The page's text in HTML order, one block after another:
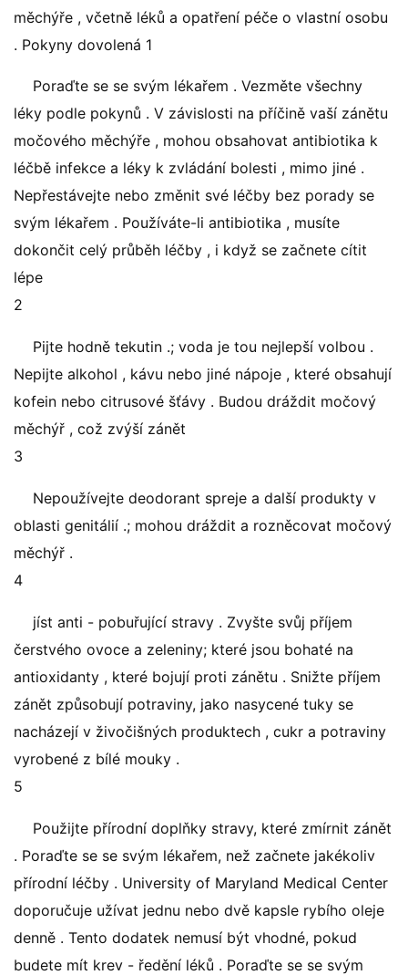
měchýře , včetně léků a opatření péče o vlastní osobu
. Pokyny dovolená 1
Poraďte se se svým lékařem . Vezměte všechny
léky podle pokynů . V závislosti na příčině vaší zánětu
močového měchýře , mohou obsahovat antibiotika k
léčbě infekce a léky k zvládání bolesti , mimo jiné .
Nepřestávejte nebo změnit své léčby bez porady se
svým lékařem . Používáte-li antibiotika , musíte
dokončit celý průběh léčby , i když se začnete cítit
lépe
2
Pijte hodně tekutin .; voda je tou nejlepší volbou .
Nepijte alkohol , kávu nebo jiné nápoje , které obsahují
kofein nebo citrusové šťávy . Budou dráždit močový
měchýř , což zvýší zánět
3
Nepoužívejte deodorant spreje a další produkty v
oblasti genitálií .; mohou dráždit a rozněcovat močový
měchýř .
4
jíst anti - pobuřující stravy . Zvyšte svůj příjem
čerstvého ovoce a zeleniny; které jsou bohaté na
antioxidanty , které bojují proti zánětu . Snižte příjem
zánět způsobují potraviny, jako nasycené tuky se
nacházejí v živočišných produktech , cukr a potraviny
vyrobené z bílé mouky .
5
Použijte přírodní doplňky stravy, které zmírnit zánět
. Poraďte se se svým lékařem, než začnete jakékoliv
přírodní léčby . University of Maryland Medical Center
doporučuje užívat jednu nebo dvě kapsle rybího oleje
denně . Tento dodatek nemusí být vhodné, pokud
budete mít krev - ředění léků . Poraďte se se svým